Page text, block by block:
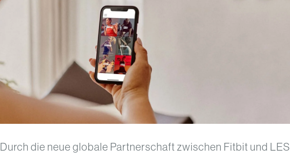
Durch die neue globale Partnerschaft zwischen Fitbit und LES